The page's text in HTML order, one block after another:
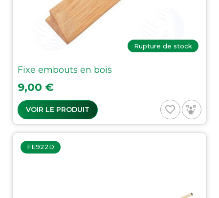
Rupture de stock
Fixe embouts en bois
Prix
9,00 €
VOIR LE PRODUIT favorite_border
FE922D